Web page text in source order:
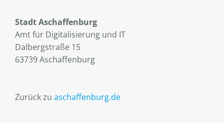
Stadt Aschaffenburg
Amt für Digitalisierung und IT
Dalbergstraße 15
63739 Aschaffenburg
Zurück zu aschaffenburg.de